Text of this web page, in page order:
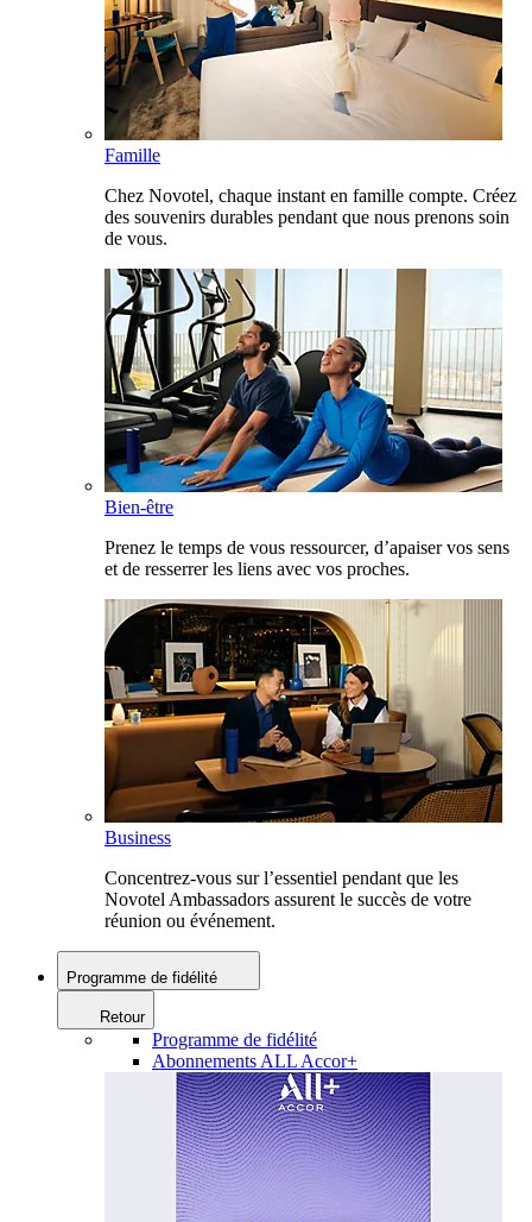
Famille
Chez Novotel, chaque instant en famille compte. Créez
des souvenirs durables pendant que nous prenons soin
de vous.
Bien-être
Prenez le temps de vous ressourcer, d’apaiser vos sens
et de resserrer les liens avec vos proches.
Business
Concentrez-vous sur l’essentiel pendant que les
Novotel Ambassadors assurent le succès de votre
réunion ou événement.
Programme de fidélité
Retour
Programme de fidélité
Abonnements ALL Accor+